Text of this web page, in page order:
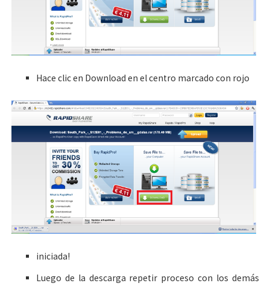
Hace clic en Download en el centro marcado con rojo
iniciada!
Luego de la descarga repetir proceso con los demás